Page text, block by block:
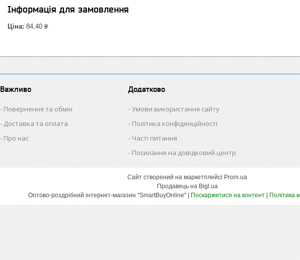
Інформація для замовлення
Ціна: 84,40 ₴
Важливо
Повернення та обмін
Доставка та оплата
Про нас
Додатково
Умови використання сайту
Політика конфіденційності
Часті питання
Посилання на довідковий центр
Сайт створений на маркетплейсі Prom.ua
Продавець на Bigl.ua
Поскаржитися на контент Політика